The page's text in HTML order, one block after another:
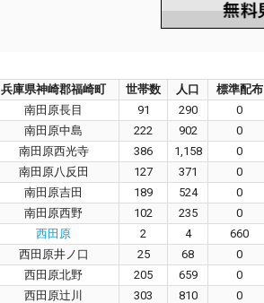
兵庫県神崎郡福崎町 世帯数 人口 標準配布
南田原長目
91 290 0
南田原中島
222 902 0
南田原西光寺
386 1,158 0
南田原八反田
127 371 0
南田原吉田
189 524 0
南田原西野
102 235 0
西田原
2 4 660
西田原井ノ口
25 68 0
西田原北野
205 659 0
西田原辻川
303 810 0